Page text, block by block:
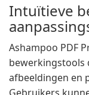
Intuïtieve
Ashampoo PDF
bewerkingstools
afbeeldingen en